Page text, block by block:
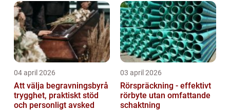
04 april 2026
Att välja begravningsbyrå
trygghet, praktiskt stöd
och personligt avsked
03 april 2026
Rörspräckning - effektivt
rörbyte utan omfattande
schaktning